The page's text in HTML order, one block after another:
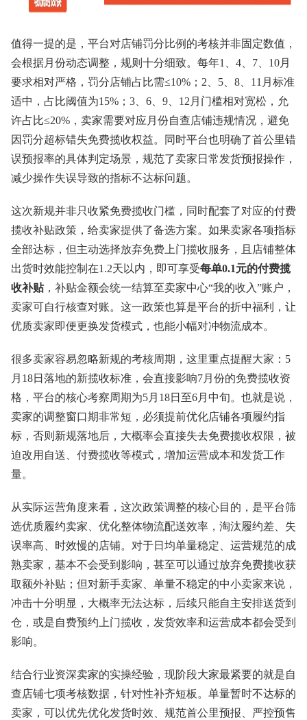
值得一提的是，平台对店铺罚分比例的考核并非固定数值，
会根据月份动态调整，规则十分细致。每年1、4、7、10月
要求相对严格，罚分店铺占比需≤10%；2、5、8、11月标准
适中，占比阈值为15%；3、6、9、12月门槛相对宽松，允
许占比≤20%，卖家需要对应月份自查店铺违规情况，避免
因罚分超标错失免费揽收权益。同时平台也明确了首公里错
误预报率的具体判定场景，规范了卖家日常发货预报操作，
减少操作失误导致的指标不达标问题。
这次新规并非只收紧免费揽收门槛，同时配套了对应的付费
揽收补贴政策，给卖家提供了备选方案。如果卖家各项指标
全部达标，但主动选择放弃免费上门揽收服务，且店铺整体
出货时效能控制在1.2天以内，即可享受每单0.1元的付费揽
收补贴，补贴金额会统一结算至卖家中心“我的收入”账户，
卖家可自行核查对账。这一政策也算是平台的折中福利，让
优质卖家即便更换发货模式，也能小幅对冲物流成本。
很多卖家容易忽略新规的考核周期，这里重点提醒大家：5
月18日落地的新揽收标准，会直接影响7月份的免费揽收资
格，平台的核心考察周期为5月18日至6月中旬。也就是说，
卖家的调整窗口期非常短，必须提前优化店铺各项履约指
标，否则新规落地后，大概率会直接失去免费揽收权限，被
迫改用自送、付费揽收等模式，增加运营成本和发货工作
量。
从实际运营角度来看，这次政策调整的核心目的，是平台筛
选优质履约卖家、优化整体物流配送效率，淘汰履约差、失
误率高、时效慢的店铺。对于日均单量稳定、运营规范的成
熟卖家，基本不会受到影响，甚至可以通过放弃免费揽收获
取额外补贴；但对新手卖家、单量不稳定的中小卖家来说，
冲击十分明显，大概率无法达标，后续只能自主安排送货到
仓，或是自费预约上门揽收，发货效率和运营成本都会受到
影响。
结合行业资深卖家的实操经验，现阶段大家最紧要的就是自
查店铺七项考核数据，针对性补齐短板。单量暂时不达标的
卖家，可以优先优化发货时效、规范首公里预报、严控预售